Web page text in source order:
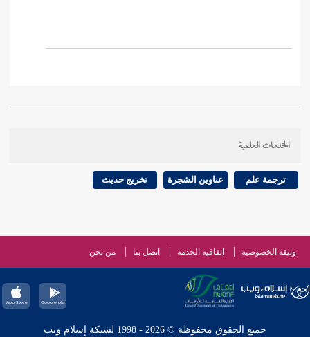
الخدمات العلمية
ترجمة علم عناوين الشجرة تخريج حديث
وثيقة الخصوصية اتفاقية الخدمة اتصل بنا من نحن
جميع الحقوق محفوظة © 2026 - 1998 لشبكة إسلام ويب